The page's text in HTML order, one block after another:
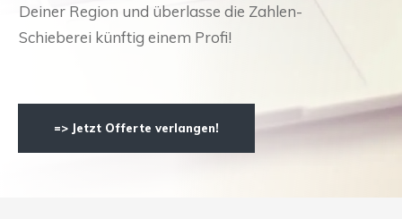
Deiner Region und überlasse die Zahlen-
Schieberei künftig einem Profi!
=> Jetzt Offerte verlangen!